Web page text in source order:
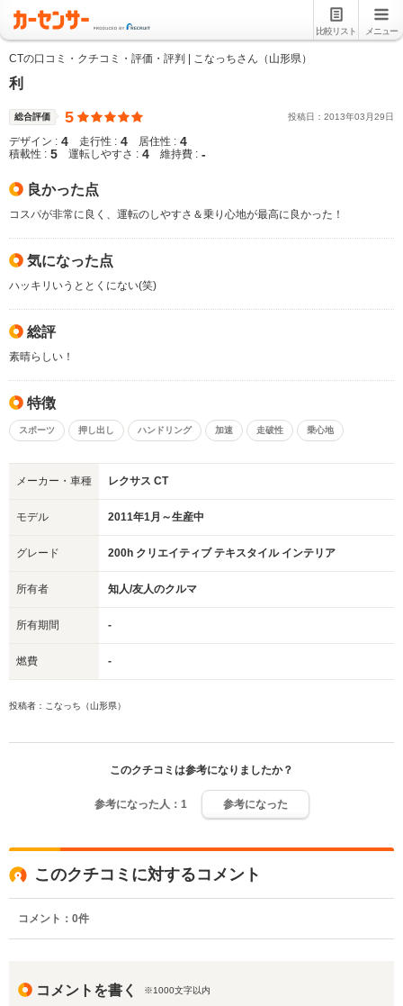
比較リスト メニュー
CTの口コミ・クチコミ・評価・評判 | こなっちさん（山形県）
利
総合評価 5 投稿日： 2013年03 月29日
デザイン : 4 走行性 : 4 居住性 : 4
積載性 : 5 運転しやすさ : 4 維持費 : -
良かった点
コスパが非常に良く、運転のしやすさ＆乗り心地が最高に良かった！
気になった点
ハッキリいうととくにない(笑)
総評
素晴らしい！
特徴
スポーツ 押し出し ハンドリング 加速 走破性 乗心地
メーカー・車種 レクサス CT
モデル 2011年1月～生産中
グレード 200h クリエイティブ テキスタイル インテリア
所有者 知人/友人のクルマ
所有期間 -
燃費 -
投稿者：こなっち（山形県）
このクチコミは参考になりましたか？
参考になった人： 1 参考になった
このクチコミに対するコメント
コメント： 0件
コメントを書く ※1000文字以内